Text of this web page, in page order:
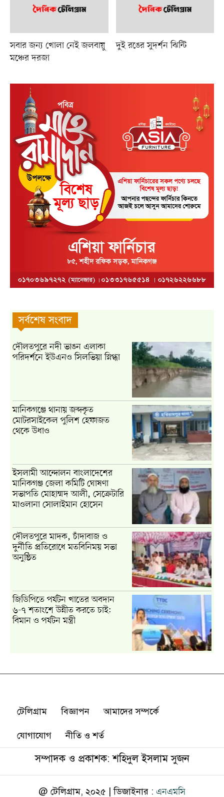
টেলিগ্রাম বিজ্ঞাপন আমাদের সম্পর্কে
যোগাযোগ নীতি ও শর্ত
সম্পাদক ও প্রকাশক: শহিদুল ইসলাম সুজন
@ টেলিগ্রাম, ২০২৫ | ডিজাইনার : এনএমসি